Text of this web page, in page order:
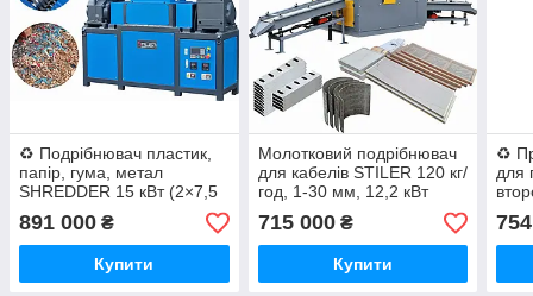
♻️ Подрібнювач пластик,
папір, гума, метал
SHREDDER 15 кВт (2×7,5
кВт)
891 000 ₴
Купити
Молотковий подрібнювач
для кабелів STILER 120 кг/
год, 1-30 мм, 12,2 кВт
715 000₴
Купити
♻️
для